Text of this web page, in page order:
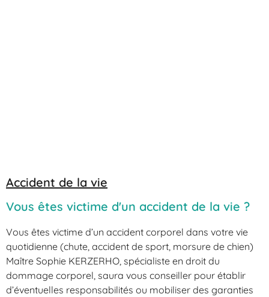
Accident de la vie
Vous êtes victime d'un accident de la vie ?
Vous êtes victime d’un accident corporel dans votre vie
quotidienne (chute, accident de sport, morsure de chien)
Maître Sophie KERZERHO, spécialiste en droit du
dommage corporel, saura vous conseiller pour établir
d’éventuelles responsabilités ou mobiliser des garanties